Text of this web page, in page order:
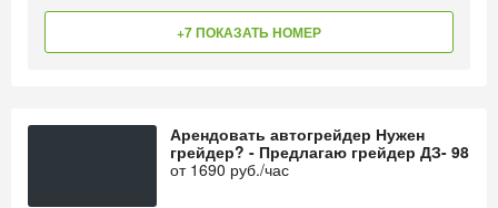
+7 ПОКАЗАТЬ НОМЕР
Арендовать автогрейдер Нужен
грейдер? - Предлагаю грейдер ДЗ- 98
от 1690 руб./час